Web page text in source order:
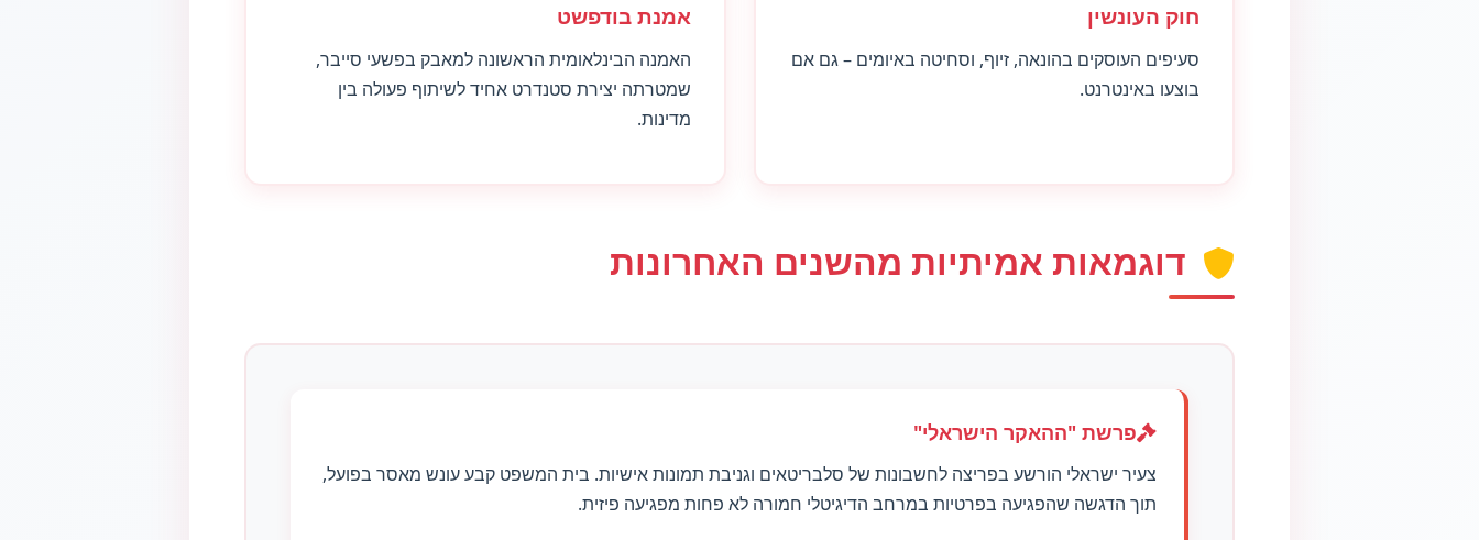
חוק העונשין
סעיפים העוסקים בהונאה, זיוף, וסחיטה באיומים – גם אם
בוצעו באינטרנט.
אמנת בודפשט
האמנה הבינלאומית הראשונה למאבק בפשעי סייבר,
שמטרתה יצירת סטנדרט אחיד לשיתוף פעולה בין
מדינות.
דוגמאות אמיתיות מהשנים האחרונות
פרשת "ההאקר הישראלי"
צעיר ישראלי הורשע בפריצה לחשבונות של סלבריטאים וגניבת תמונות אישיות. בית המשפט קבע עונש מאסר בפועל,
תוך הדגשה שהפגיעה בפרטיות במרחב הדיגיטלי חמורה לא פחות מפגיעה פיזית.